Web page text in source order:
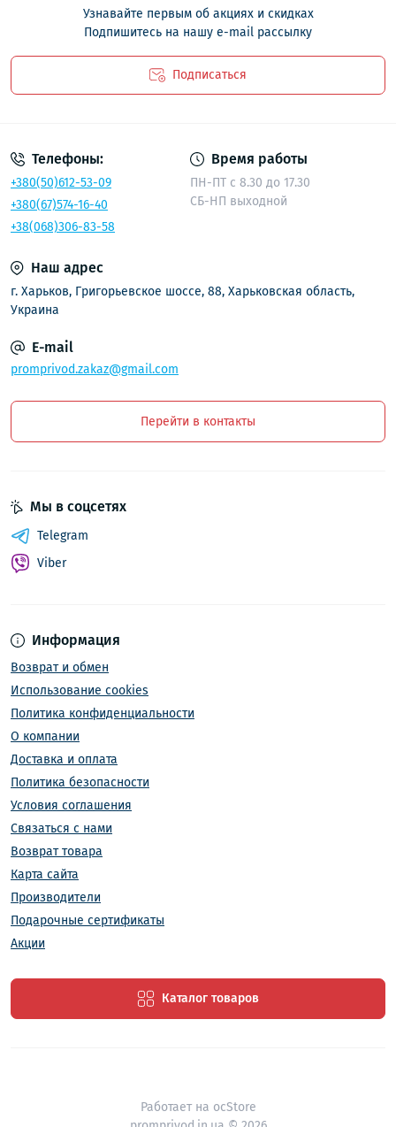
Узнавайте первым об акциях и скидках
Подпишитесь на нашу e-mail рассылку
Подписаться
Телефоны:
+380(50)612-53-09
+380(67)574-16-40
+38(068)306-83-58
Время работы
ПН-ПТ с 8.30 до 17.30
СБ-НП выходной
Наш адрес
г. Харьков, Григорьевское шоссе, 88, Харьковская область,
Украина
E-mail
promprivod.zakaz@gmail.com
Перейти в контакты
Информация
Возврат и обмен
Использование cookies
Политика конфиденциальности
О компании
Доставка и оплата
Политика безопасности
Условия соглашения
Связаться с нами
Возврат товара
Карта сайта
Производители
Подарочные сертификаты
Акции
Каталог товаров
Мы в соцсетях
Telegram
Viber
Работает на ocStore